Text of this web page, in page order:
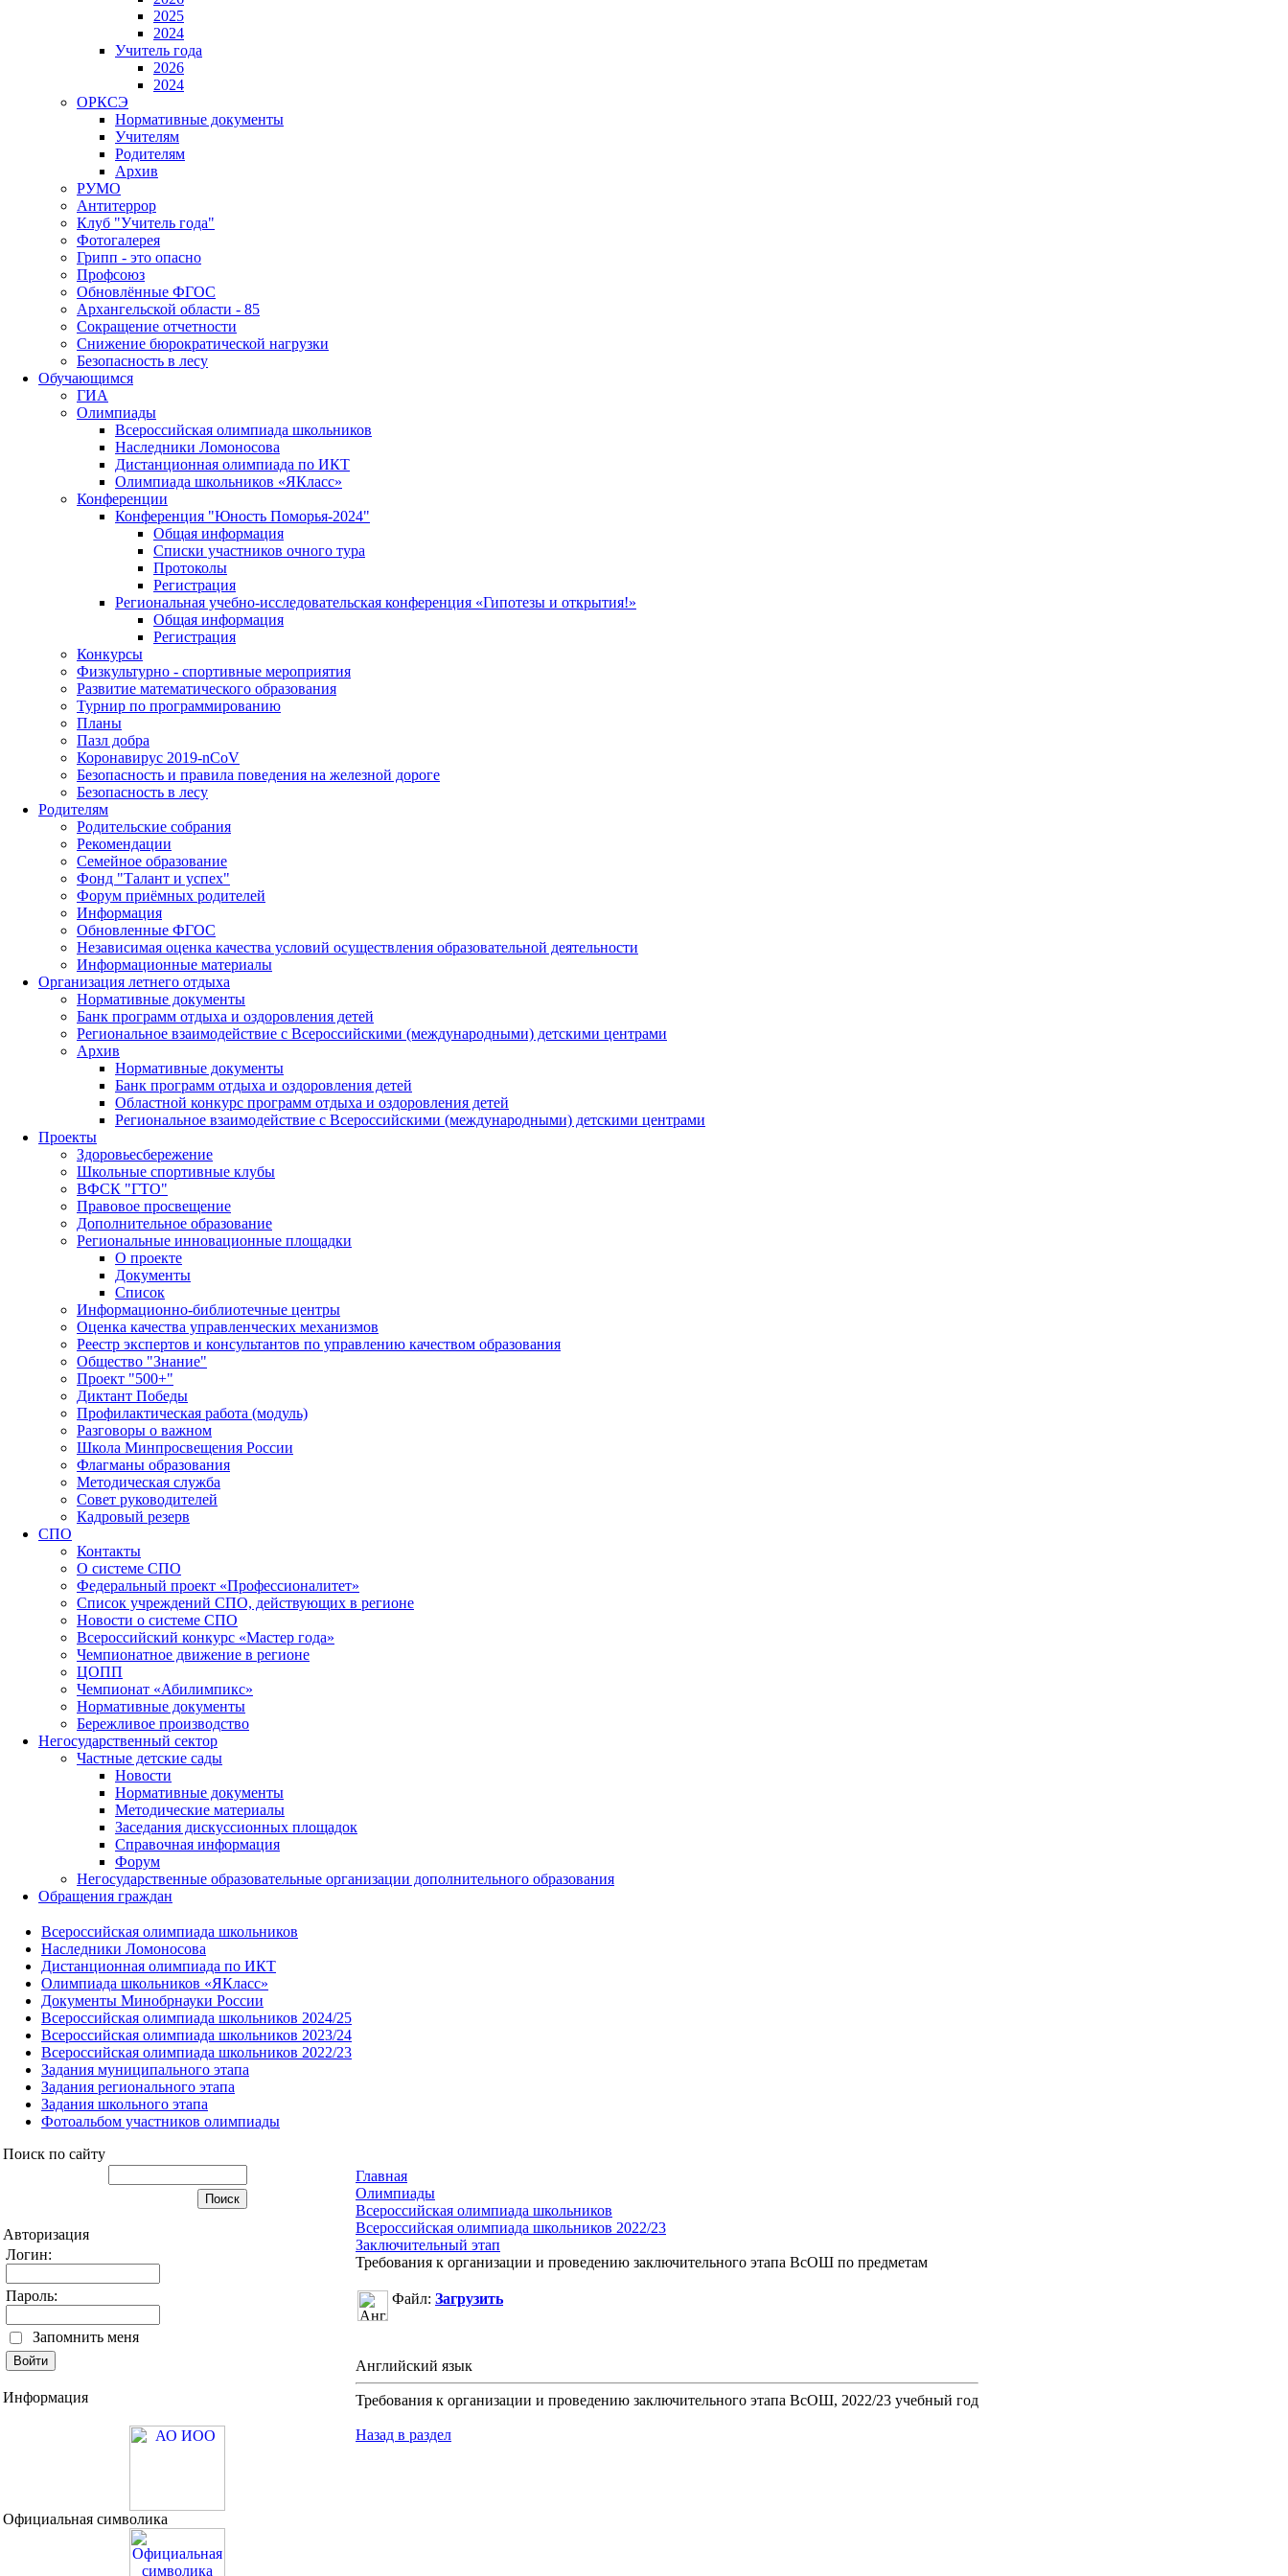
2025
2024
Учитель года
2026
2024
ОРКСЭ
Нормативные документы
Учителям
Родителям
Архив
РУМО
Антитеррор
Клуб "Учитель года"
Фотогалерея
Грипп - это опасно
Профсоюз
Обновлённые ФГОС
Архангельской области - 85
Сокращение отчетности
Снижение бюрократической нагрузки
Безопасность в лесу
Обучающимся
ГИА
Олимпиады
Всероссийская олимпиада школьников
Наследники Ломоносова
Дистанционная олимпиада по ИКТ
Олимпиада школьников «ЯКласс»
Конференции
Конференция "Юность Поморья-2024"
Общая информация
Списки участников очного тура
Протоколы
Регистрация
Региональная учебно-исследовательская конференция «Гипотезы и открытия!»
Общая информация
Регистрация
Конкурсы
Физкультурно - спортивные мероприятия
Развитие математического образования
Турнир по программированию
Планы
Пазл добра
Коронавирус 2019-nCoV
Безопасность и правила поведения на железной дороге
Безопасность в лесу
Родителям
Родительские собрания
Рекомендации
Семейное образование
Фонд "Талант и успех"
Форум приёмных родителей
Информация
Обновленные ФГОС
Независимая оценка качества условий осуществления образовательной деятельности
Информационные материалы
Организация летнего отдыха
Нормативные документы
Банк программ отдыха и оздоровления детей
Региональное взаимодействие с Всероссийскими (международными) детскими центрами
Архив
Нормативные документы
Банк программ отдыха и оздоровления детей
Областной конкурс программ отдыха и оздоровления детей
Региональное взаимодействие с Всероссийскими (международными) детскими центрами
Проекты
Здоровьесбережение
Школьные спортивные клубы
ВФСК "ГТО"
Правовое просвещение
Дополнительное образование
Региональные инновационные площадки
О проекте
Документы
Список
Информационно-библиотечные центры
Оценка качества управленческих механизмов
Реестр экспертов и консультантов по управлению качеством образования
Общество "Знание"
Проект "500+"
Диктант Победы
Профилактическая работа (модуль)
Разговоры о важном
Школа Минпросвещения России
Флагманы образования
Методическая служба
Совет руководителей
Кадровый резерв
СПО
Контакты
О системе СПО
Федеральный проект «Профессионалитет»
Список учреждений СПО, действующих в регионе
Новости о системе СПО
Всероссийский конкурс «Мастер года»
Чемпионатное движение в регионе
ЦОПП
Чемпионат «Абилимпикс»
Нормативные документы
Бережливое производство
Негосударственный сектор
Частные детские сады
Новости
Нормативные документы
Методические материалы
Заседания дискуссионных площадок
Справочная информация
Форум
Негосударственные образовательные организации дополнительного образования
Обращения граждан
Всероссийская олимпиада школьников
Наследники Ломоносова
Дистанционная олимпиада по ИКТ
Олимпиада школьников «ЯКласс»
Документы Минобрнауки России
Всероссийская олимпиада школьников 2024/25
Всероссийская олимпиада школьников 2023/24
Всероссийская олимпиада школьников 2022/23
Задания муниципального этапа
Задания регионального этапа
Задания школьного этапа
Фотоальбом участников олимпиады
Поиск по сайту
Авторизация
Логин:
Пароль:
Запомнить меня
Информация
Официальная символика
Главная
Олимпиады
Всероссийская олимпиада школьников
Всероссийская олимпиада школьников 2022/23
Заключительный этап
Требования к организации и проведению заключительного этапа ВсОШ по предметам
Файл: Загрузить
Английский язык
Требования к организации и проведению заключительного этапа ВсОШ, 2022/23 учебный год
Назад в раздел